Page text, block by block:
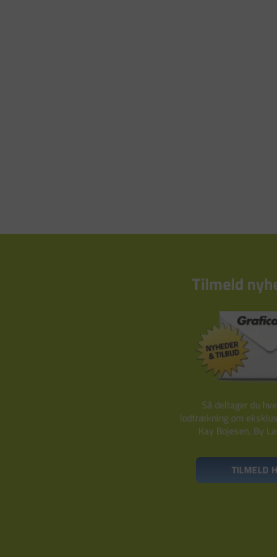
Tilmeld
Så deltager du
lodtrækning om
Kay Bojesen, By
TILMELD